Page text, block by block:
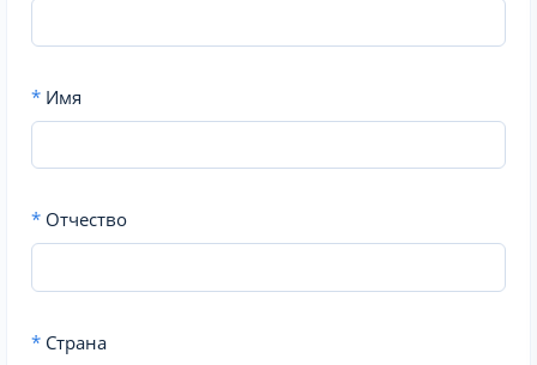
* Имя
* Отчество
* Страна